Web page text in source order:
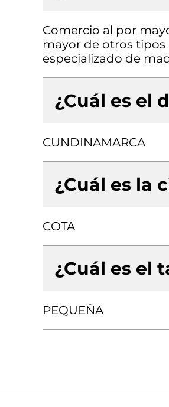
Comercio al por
mayor de otros
especializado de
¿Cuál es el
CUNDINAMARCA
¿Cuál es la
COTA
¿Cuál es el
PEQUEÑA